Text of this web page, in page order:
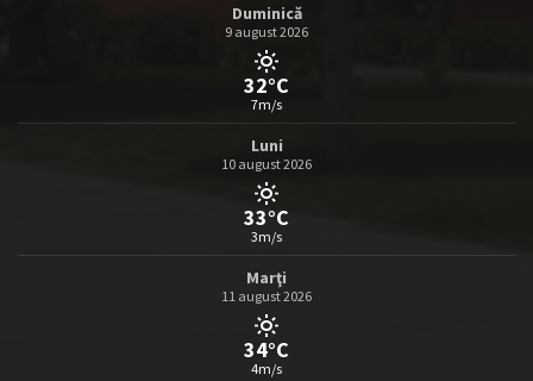
Duminică
9 august 2026
32°C
7m/s
Luni
10 august 2026
33°C
3m/s
Marţi
11 august 2026
34°C
4m/s